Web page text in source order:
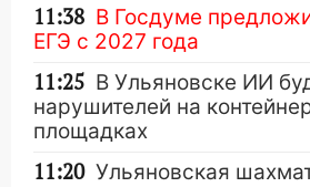
11:38 В Госдуме
ЕГЭ с 2027 года
11:25 В Ульяновске ИИ
нарушителей на
площадках
11:20 Ульяновская